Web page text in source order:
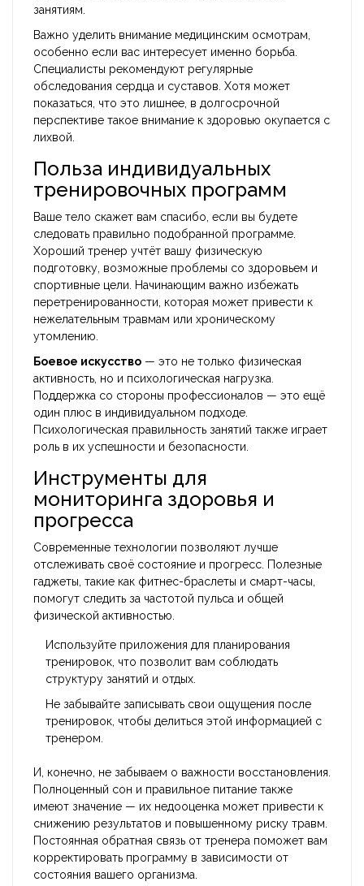
занятиям.
Важно уделить внимание медицинским осмотрам,
особенно если вас интересует именно борьба.
Специалисты рекомендуют регулярные
обследования сердца и суставов. Хотя может
показаться, что это лишнее, в долгосрочной
перспективе такое внимание к здоровью окупается с
лихвой.
Польза индивидуальных
тренировочных программ
Ваше тело скажет вам спасибо, если вы будете
следовать правильно подобранной программе.
Хороший тренер учтёт вашу физическую
подготовку, возможные проблемы со здоровьем и
спортивные цели. Начинающим важно избежать
перетренированности, которая может привести к
нежелательным травмам или хроническому
утомлению.
Боевое искусство — это не только физическая
активность, но и психологическая нагрузка.
Поддержка со стороны профессионалов — это ещё
один плюс в индивидуальном подходе.
Психологическая правильность занятий также играет
роль в их успешности и безопасности.
Инструменты для
мониторинга здоровья и
прогресса
Современные технологии позволяют лучше
отслеживать своё состояние и прогресс. Полезные
гаджеты, такие как фитнес-браслеты и смарт-часы,
помогут следить за частотой пульса и общей
физической активностью.
Используйте приложения для планирования
тренировок, что позволит вам соблюдать
структуру занятий и отдых.
Не забывайте записывать свои ощущения после
тренировок, чтобы делиться этой информацией с
тренером.
И, конечно, не забываем о важности восстановления.
Полноценный сон и правильное питание также
имеют значение — их недооценка может привести к
снижению результатов и повышенному риску травм.
Постоянная обратная связь от тренера поможет вам
корректировать программу в зависимости от
состояния вашего организма.